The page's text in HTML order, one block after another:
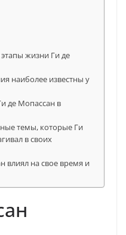
жизни Ги де
наиболее известны у
де Мопассан в
темы, которые Ги
в своих
влиял на свое время и